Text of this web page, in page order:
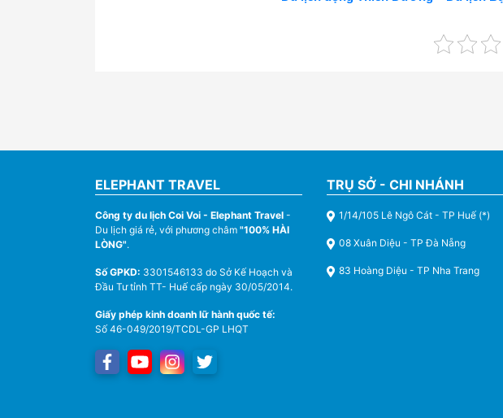
ELEPHANT TRAVEL
Công ty du lịch Coi Voi - Elephant Travel -
Du lịch giá rẻ, với phương châm "100% HÀI
LÒNG".
Số GPKD: 3301546133 do Sở Kế Hoạch và
Đầu Tư tỉnh TT- Huế cấp ngày 30/05/2014.
Giấy phép kinh doanh lữ hành quốc tế:
Số 46-049/2019/TCDL-GP LHQT
TRỤ SỞ - CHI NHÁNH
1/14/105 Lê Ngô Cát - TP Huế (*)
08 Xuân Diệu - TP Đà Nẵng
83 Hoàng Diệu - TP Nha Trang